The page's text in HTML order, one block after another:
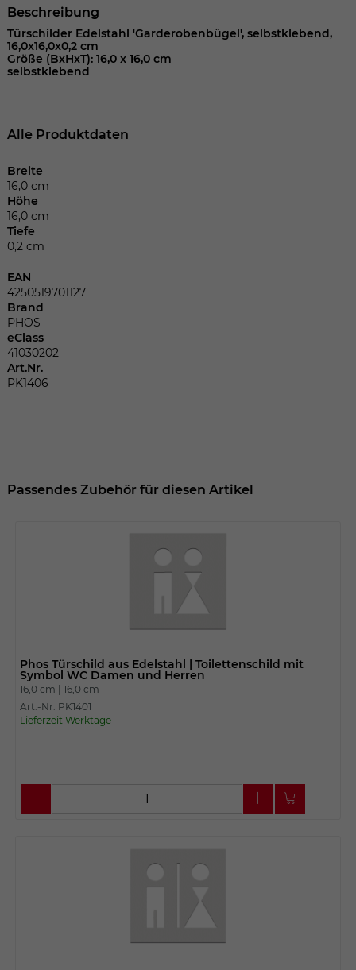
Beschreibung
Türschilder Edelstahl 'Garderobenbügel', selbstklebend,
16,0x16,0x0,2 cm
Größe (BxHxT): 16,0 x 16,0 cm
selbstklebend
Alle Produktdaten
Breite
16,0 cm
Höhe
16,0 cm
Tiefe
0,2 cm
EAN
4250519701127
Brand
PHOS
eClass
41030202
Art.Nr.
PK1406
Passendes Zubehör für diesen Artikel
Phos Türschild aus Edelstahl | Toilettenschild mit
Symbol WC Damen und Herren
16,0 cm | 16,0 cm
Art.-Nr. PK1401
Lieferzeit Werktage
Laufzeit 1 Jahr
Dieses Cookie wird verwendet, um Ihre
Anbieter
Laufzeit
Zweck
festhalten des Login Status.